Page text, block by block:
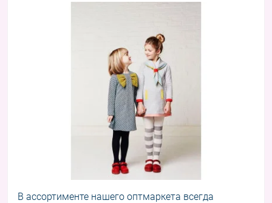
В ассортименте нашего оптмаркета всегда